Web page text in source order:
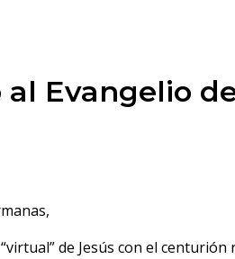
Evangelio
de Jesús con el